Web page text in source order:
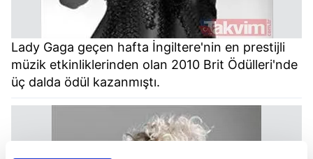
Lady Gaga geçen hafta İngiltere'nin en prestijli
müzik etkinliklerinden olan 2010 Brit Ödülleri'nde
üç dalda ödül kazanmıştı.